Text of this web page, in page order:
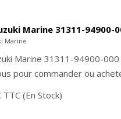
Marine 31311-94900-
Marine
Marine 31311-94900-
pour commander ou
(En Stock)